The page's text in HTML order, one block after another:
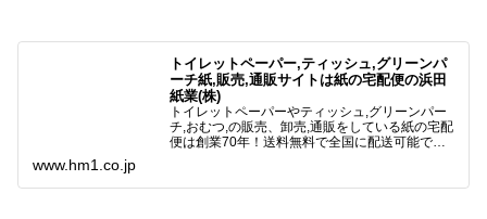
トイレットペーパー,ティッシュ,グリーンパ
ーチ紙,販売,通販サイトは紙の宅配便の浜田
紙業(株)
トイレットペーパーやティッシュ,グリーンパー
チ,おむつ,の販売、卸売,通販をしている紙の宅配
便は創業70年！送料無料で全国に配送可能で
様と歩んでまいりま…
www.hm1.co.jp